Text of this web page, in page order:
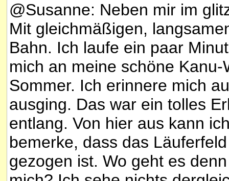
@Susanne: Neben mir im
Mit gleichmäßigen,
Bahn. Ich laufe ein paar
mich an meine schöne
Sommer. Ich erinnere mich
ausging. Das war ein tolles
entlang. Von hier aus kann
bemerke, dass das
gezogen ist. Wo geht es